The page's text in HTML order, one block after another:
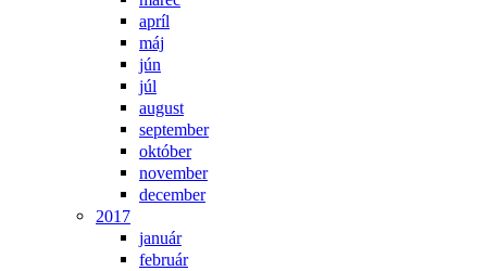
apríl
máj
jún
júl
august
september
október
november
december
2017
január
február